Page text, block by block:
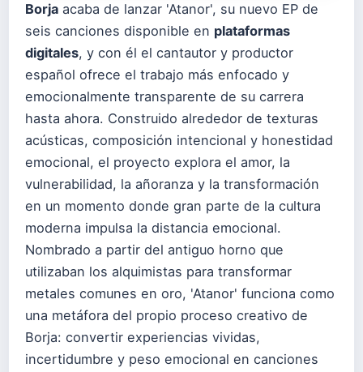
Borja acaba de lanzar 'Atanor', su nuevo EP de
seis canciones disponible en plataformas
digitales, y con él el cantautor y productor
español ofrece el trabajo más enfocado y
emocionalmente transparente de su carrera
hasta ahora. Construido alrededor de texturas
acústicas, composición intencional y honestidad
emocional, el proyecto explora el amor, la
vulnerabilidad, la añoranza y la transformación
en un momento donde gran parte de la cultura
moderna impulsa la distancia emocional.
Nombrado a partir del antiguo horno que
utilizaban los alquimistas para transformar
metales comunes en oro, 'Atanor' funciona como
una metáfora del propio proceso creativo de
Borja: convertir experiencias vividas,
incertidumbre y peso emocional en canciones